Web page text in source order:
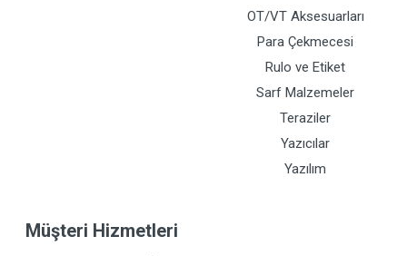
OT/VT Aksesuarları
Para Çekmecesi
Rulo ve Etiket
Sarf Malzemeler
Teraziler
Yazıcılar
Yazılım
Müşteri Hizmetleri